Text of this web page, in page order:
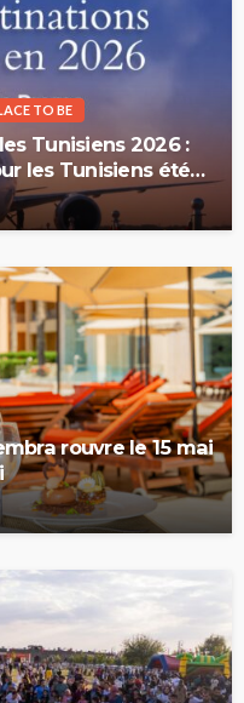
TO BE
Tunisiens 2026 :
les Tunisiens été
rouvre le 15 mai